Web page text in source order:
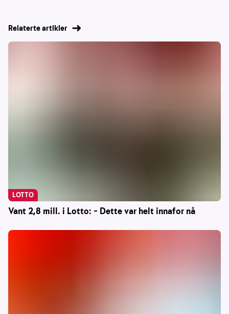
Relaterte artikler
Vant 2,8 mill. i Lotto: – Dette var helt innafor nå
LOTTO